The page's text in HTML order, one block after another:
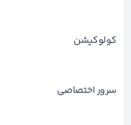
کولوکیشن
سرور اختصاصی